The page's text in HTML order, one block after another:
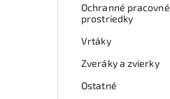
Ochranné pracovné
prostriedky
Vrtáky
Zveráky a zvierky
Ostatné